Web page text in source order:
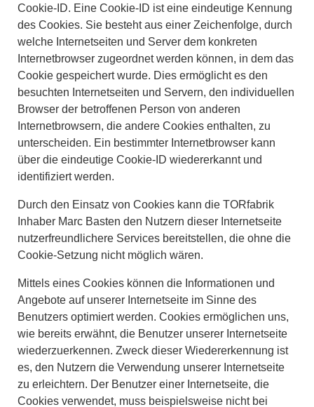
Cookie-ID. Eine Cookie-ID ist eine eindeutige Kennung
des Cookies. Sie besteht aus einer Zeichenfolge, durch
welche Internetseiten und Server dem konkreten
Internetbrowser zugeordnet werden können, in dem das
Cookie gespeichert wurde. Dies ermöglicht es den
besuchten Internetseiten und Servern, den individuellen
Browser der betroffenen Person von anderen
Internetbrowsern, die andere Cookies enthalten, zu
unterscheiden. Ein bestimmter Internetbrowser kann
über die eindeutige Cookie-ID wiedererkannt und
identifiziert werden.
Durch den Einsatz von Cookies kann die TORfabrik
Inhaber Marc Basten den Nutzern dieser Internetseite
nutzerfreundlichere Services bereitstellen, die ohne die
Cookie-Setzung nicht möglich wären.
Mittels eines Cookies können die Informationen und
Angebote auf unserer Internetseite im Sinne des
Benutzers optimiert werden. Cookies ermöglichen uns,
wie bereits erwähnt, die Benutzer unserer Internetseite
wiederzuerkennen. Zweck dieser Wiedererkennung ist
es, den Nutzern die Verwendung unserer Internetseite
zu erleichtern. Der Benutzer einer Internetseite, die
Cookies verwendet, muss beispielsweise nicht bei